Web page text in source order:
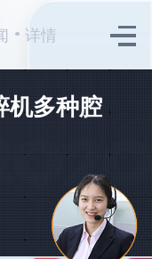
详情
机多种腔